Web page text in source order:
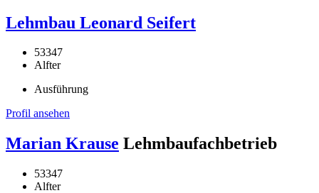
Lehmbau Leonard Seifert
53347
Alfter
Ausführung
Profil ansehen
Marian Krause Lehmbaufachbetrieb
53347
Alfter